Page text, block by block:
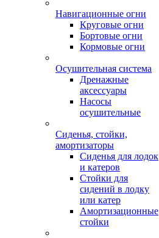
Навигационные огни
Круговые огни
Бортовые огни
Кормовые огни
Осушительная система
Дренажные
аксессуары
Насосы
осушительные
Сиденья, стойки,
амортизаторы
Сиденья для лодок
и катеров
Стойки для
сидений в лодку
или катер
Амортизационные
стойки